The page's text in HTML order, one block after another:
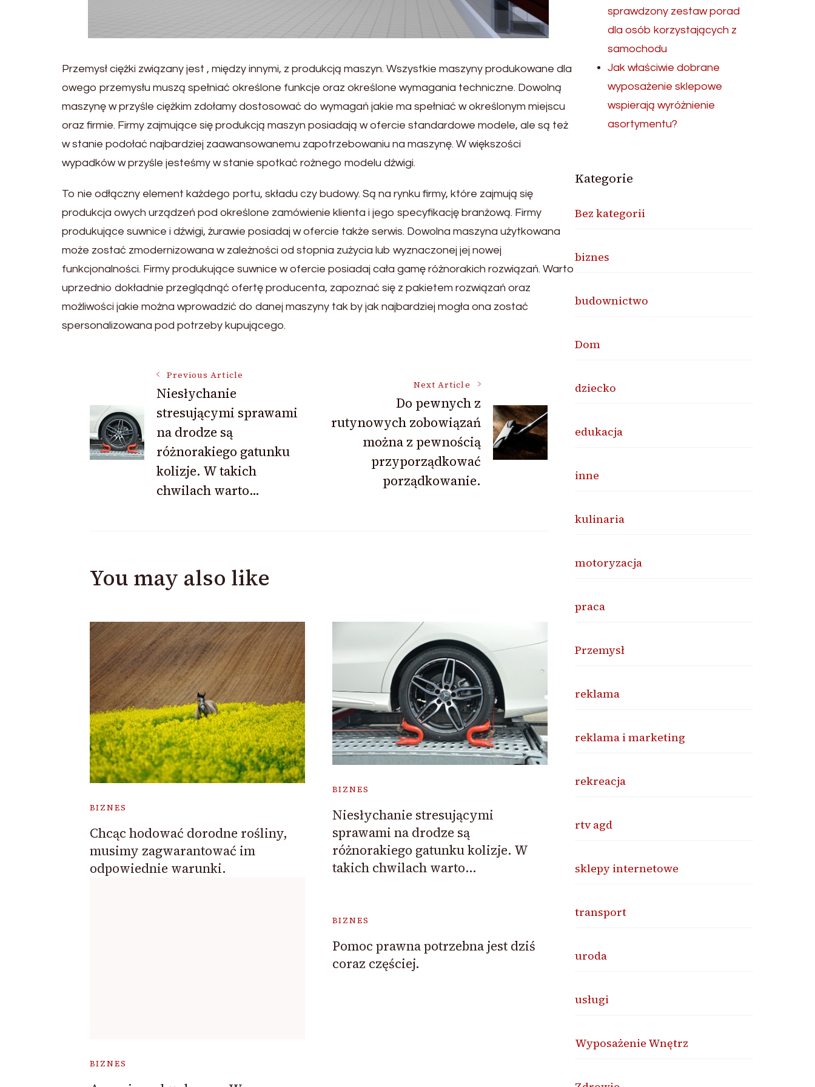
Przemysł ciężki związany jest , między innymi, z produkcją maszyn. Wszystkie maszyny produkowane dla
owego przemysłu muszą spełniać określone funkcje oraz określone wymagania techniczne. Dowolną
maszynę w przyśle ciężkim zdołamy dostosować do wymagań jakie ma spełniać w określonym miejscu
oraz firmie. Firmy zajmujące się produkcją maszyn posiadają w ofercie standardowe modele, ale są też
w stanie podołać najbardziej zaawansowanemu zapotrzebowaniu na maszynę. W większości
wypadków w przyśle jesteśmy w stanie spotkać rożnego modelu dźwigi.
To nie odłączny element każdego portu, składu czy budowy. Są na rynku firmy, które zajmują się
produkcja owych urządzeń pod określone zamówienie klienta i jego specyfikację branżową. Firmy
produkujące suwnice i dźwigi, żurawie posiadaj w ofercie także serwis. Dowolna maszyna użytkowana
może zostać zmodernizowana w zależności od stopnia zużycia lub wyznaczonej jej nowej
funkcjonalności. Firmy produkujące suwnice w ofercie posiadaj cała gamę różnorakich rozwiązań. Warto
uprzednio dokładnie przeglądnąć ofertę producenta, zapoznać się z pakietem rozwiązań oraz
możliwości jakie można wprowadzić do danej maszyny tak by jak najbardziej mogła ona zostać
spersonalizowana pod potrzeby kupującego.
Navigation
Previous Article
Niesłychanie
stresującymi sprawami
na drodze są
różnorakiego gatunku
kolizje. W takich
chwilach warto…
Next Article
Do pewnych z
rutynowych zobowiązań
można z pewnością
przyporządkować
porządkowanie.
You may also like
BIZNES
Chcąc hodować dorodne rośliny,
musimy zagwarantować im
odpowiednie warunki.
BIZNES
Niesłychanie stresującymi
sprawami na drodze są
różnorakiego gatunku kolizje. W
takich chwilach warto…
BIZNES
BIZNES
Pomoc prawna potrzebna jest dziś
coraz częściej.
sprawdzony zestaw porad
dla osób korzystających z
samochodu
Jak właściwie dobrane
wyposażenie sklepowe
wspierają wyróżnienie
asortymentu?
Kategorie
Bez kategorii
biznes
budownictwo
Dom
dziecko
edukacja
inne
kulinaria
motoryzacja
praca
Przemysł
reklama
reklama i marketing
rekreacja
rtv agd
sklepy internetowe
transport
uroda
usługi
Wyposażenie Wnętrz